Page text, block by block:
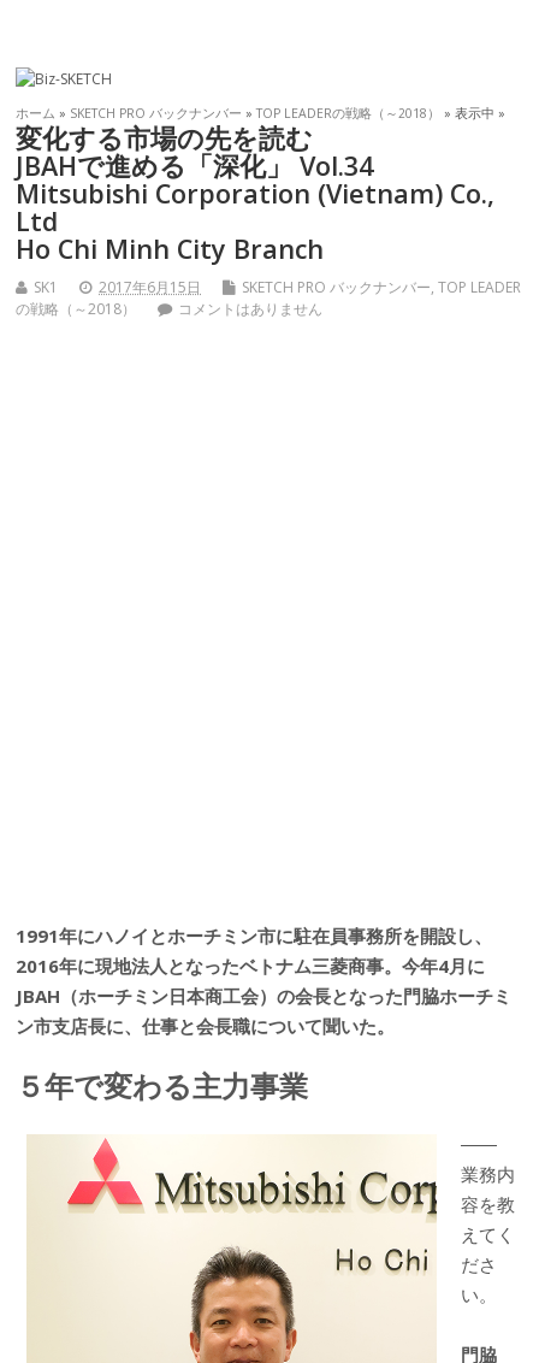
ホーム » SKETCH PRO バックナンバー »TOP LEADERの戦略（～2018） » 表示中 »
変化する市場の先を読む
JBAHで進める「深化」 Vol.34
Mitsubishi Corporation (Vietnam) Co.,
Ltd
Ho Chi Minh City Branch
SK1 2017年6月15日 SKETCH PRO バックナンバー,TOP LEADER
の戦略（～2018）
コメントはありません
1991年にハノイとホーチミン市に駐在員事務所を開設し、
2016年に現地法人となったベトナム三菱商事。今年4月に
JBAH（ホーチミン日本商工会）の会長となった門脇ホーチミ
ン市支店長に、仕事と会長職について聞いた。
５年で変わる主力事業
――
業務内
容を教
えてく
ださ
い。
門脇